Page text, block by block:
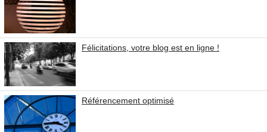
Félicitations, votre blog est en ligne !
Référencement optimisé